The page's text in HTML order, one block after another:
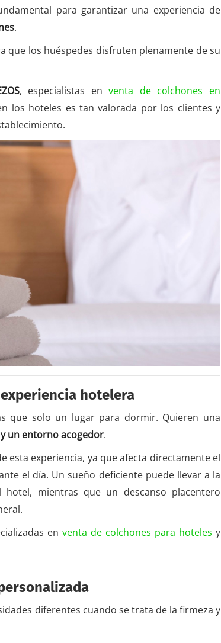
para garantizar una experiencia de
.
que los huéspedes disfruten plenamente de su
, especialistas enventa de colchones en
los hoteles es tan valorada por los clientes y
hotelera
que solo un lugar para dormir. Quieren una
un entorno acogedor.
esta experiencia, ya que afecta directamente el
el día. Un sueño deficiente puede llevar a la
mientras que un descanso placentero
en venta de colchones para hoteles y
diferentes cuando se trata de la firmeza y